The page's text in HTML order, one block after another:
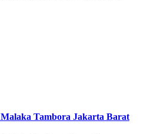
Tambora Jakarta Barat